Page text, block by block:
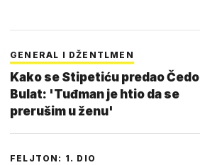
GENERAL I DŽENTLMEN
Kako se Stipetiću predao Čedo
Bulat: 'Tuđman je htio da se
prerušim u ženu'
FELJTON: 1. DIO